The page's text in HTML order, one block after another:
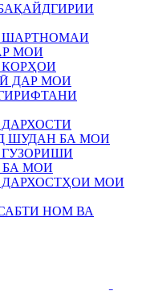
ШАРТНОМАИ
МОИ
КОРҲОИ
ДАР МОИ
ДАРХОСТИ
ШУДАН БА МОИ
ГУЗОРИШИ
БА МОИ
ДАРХОСТҲОИ МОИ
НОМ ВА